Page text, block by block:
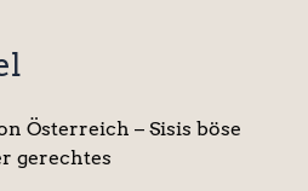
Österreich – Sisis böse
gerechtes